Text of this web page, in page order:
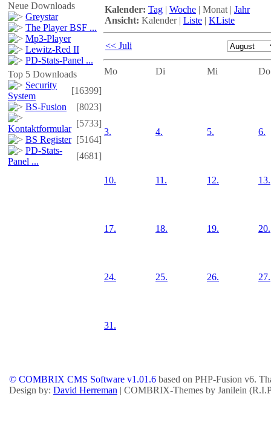
Neue Downloads
Greystar
The Player BSF ...
Mp3-Player
Lewitz-Red II
PD-Stats-Panel ...
Top 5 Downloads
Security
System
[16399]
BS-Fusion
[8023]
Kontaktformular
[5733]
BS Register [5164]
PD-Stats-
Panel ...
[4681]
Kalender: Tag | Woche | Monat | Jahr
Ansicht: Kalender| Liste | KListe
<< Juli
Mo Di Mi Do
3. 4. 5. 6.
10. 11. 12. 13.
17. 18. 19. 20.
24. 25. 26. 27.
31.
© COMBRIX CMS Software v1.01.6 based on PHP-Fusion v6.
Design by: David Herreman | COMBRIX-Themes by Janilein